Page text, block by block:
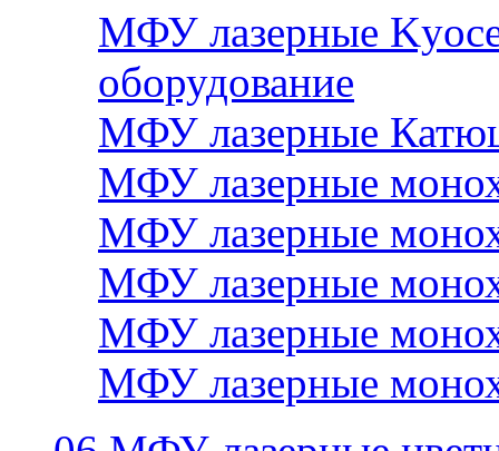
МФУ лазерные
оборудование
МФУ лазерные
МФУ лазерные
МФУ лазерные
МФУ лазерные
МФУ лазерные
МФУ лазерные